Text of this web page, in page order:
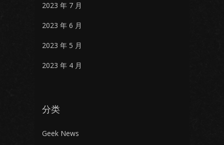
2023 年 7 月
2023 年 6 月
2023 年 5 月
2023 年 4 月
分类
Geek News